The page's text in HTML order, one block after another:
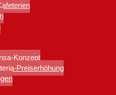
Konzept
Preiserhöhung
lern neue Leute kennen und